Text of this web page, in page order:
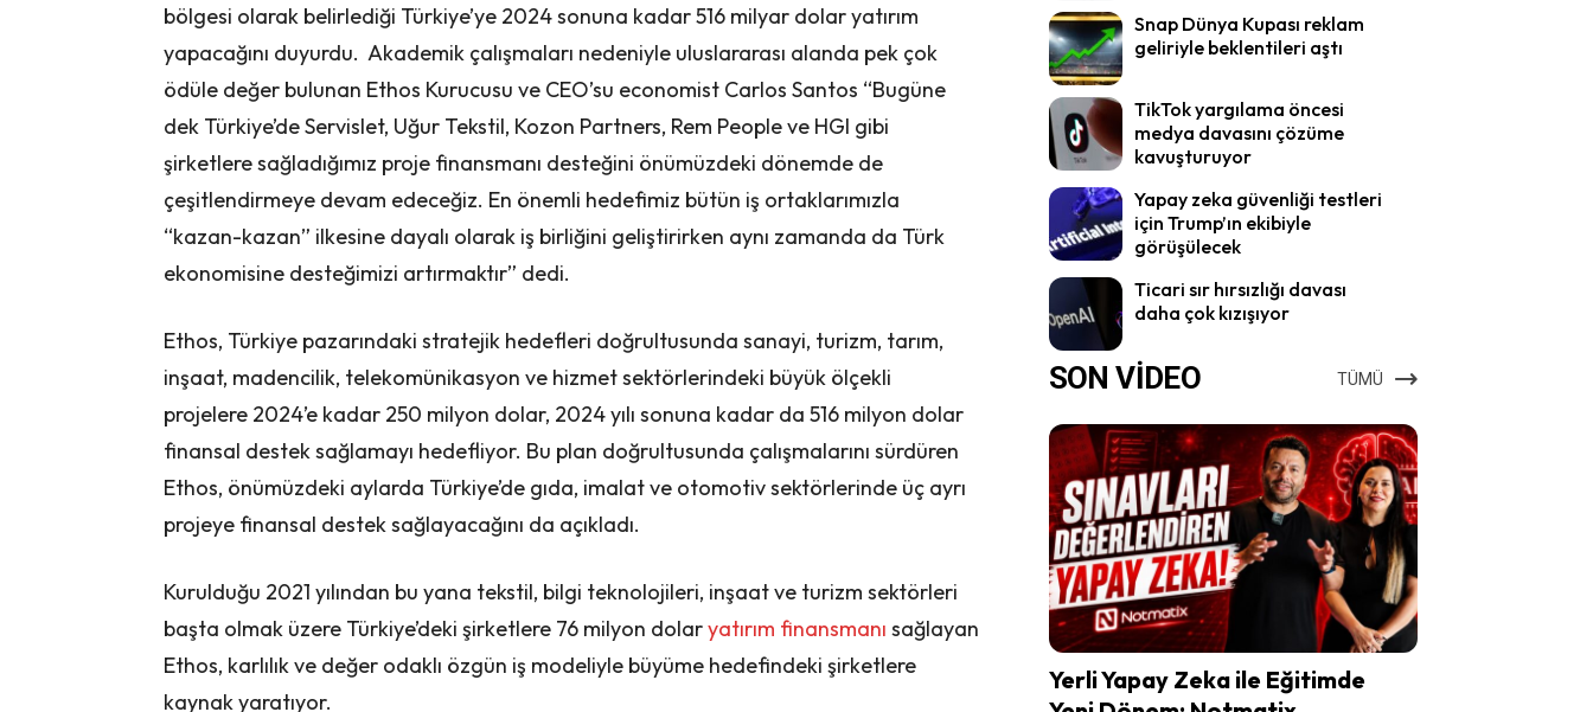
bölgesi olarak belirlediği Türkiye’ye 2024 sonuna kadar 516 milyar dolar yatırım
yapacağını duyurdu. Akademik çalışmaları nedeniyle uluslararası alanda pek çok
ödüle değer bulunan Ethos Kurucusu ve CEO’su economist Carlos Santos “Bugüne
dek Türkiye’de Servislet, Uğur Tekstil, Kozon Partners, Rem People ve HGI gibi
şirketlere sağladığımız proje finansmanı desteğini önümüzdeki dönemde de
çeşitlendirmeye devam edeceğiz. En önemli hedefimiz bütün iş ortaklarımızla
“kazan-kazan” ilkesine dayalı olarak iş birliğini geliştirirken aynı zamanda da Türk
ekonomisine desteğimizi artırmaktır” dedi.
Ethos, Türkiye pazarındaki stratejik hedefleri doğrultusunda sanayi, turizm, tarım,
inşaat, madencilik, telekomünikasyon ve hizmet sektörlerindeki büyük ölçekli
projelere 2024’e kadar 250 milyon dolar, 2024 yılı sonuna kadar da 516 milyon dolar
finansal destek sağlamayı hedefliyor. Bu plan doğrultusunda çalışmalarını sürdüren
Ethos, önümüzdeki aylarda Türkiye’de gıda, imalat ve otomotiv sektörlerinde üç ayrı
projeye finansal destek sağlayacağını da açıkladı.
Kurulduğu 2021 yılından bu yana tekstil, bilgi teknolojileri, inşaat ve turizm sektörleri
başta olmak üzere Türkiye’deki şirketlere 76 milyon dolaryatırım finansmanı sağlayan
Ethos, karlılık ve değer odaklı özgün iş modeliyle büyüme hedefindeki şirketlere
kaynak yaratıyor.
Snap Dünya Kupası reklam
geliriyle beklentileri aştı
TikTok yargılama öncesi
medya davasını çözüme
kavuşturuyor
Yapay zeka güvenliği testleri
için Trump’ın ekibiyle
görüşülecek
Ticari sır hırsızlığı davası
daha çok kızışıyor
SON VİDEO TÜMÜ
Yerli Yapay Zeka ile Eğitimde